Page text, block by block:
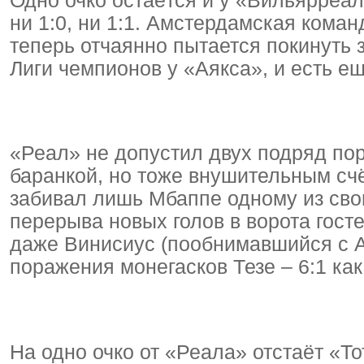
ни 1:0, ни 1:1. Амстердамская
теперь отчаянно пытается
Лиги чемпионов у «Аякса», и есть
«Реал» не допустил двух подряд
баранкой, но тоже внушительным
забивал лишь Мбаппе одному из
перерыва новых голов в ворота
даже Винисиус (пообнимавшийся с
поражения монегасков Тезе – 6:1
На одно очко от «Реала» отстаёт